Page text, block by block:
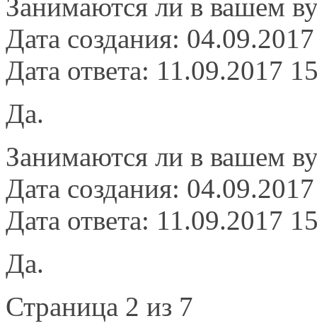
Занимаются ли в вашем
Дата создания:
Дата ответа: 11.09.2017
Да.
Занимаются ли в вашем
Дата создания:
Дата ответа: 11.09.2017
Да.
Страница 2 из 7